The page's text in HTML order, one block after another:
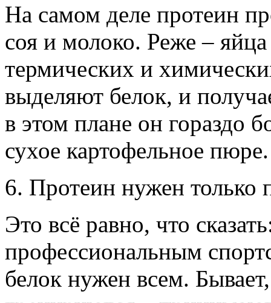
На самом деле протеин
соя и молоко. Реже –
термических и
выделяют белок, и
в этом плане он гораздо
сухое картофельное пюре.
6. Протеин нужен только
Это всё равно, что
профессиональным
белок нужен всем.